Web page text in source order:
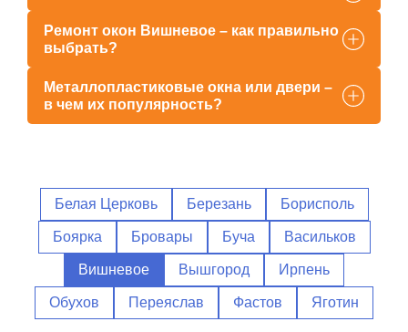
Ремонт окон Вишневое – как правильно
выбрать?
Металлопластиковые окна или двери –
в чем их популярность?
Белая Церковь Березань Борисполь
Боярка Бровары Буча Васильков
Вишневое Вышгород Ирпень
Обухов Переяслав Фастов Яготин